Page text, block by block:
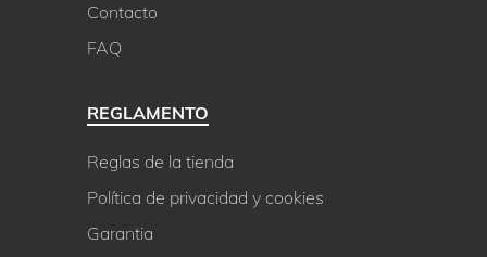
Contacto
FAQ
REGLAMENTO
Reglas de la tienda
Política de privacidad y cookies
Garantia